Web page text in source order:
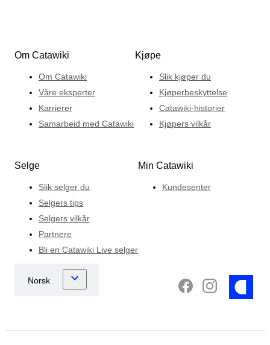
Om Catawiki
Om Catawiki
Våre eksperter
Karrierer
Samarbeid med Catawiki
Kjøpe
Slik kjøper du
Kjøperbeskyttelse
Catawiki-historier
Kjøpers vilkår
Selge
Slik selger du
Selgers tips
Selgers vilkår
Partnere
Bli en Catawiki Live selger
Min Catawiki
Kundesenter